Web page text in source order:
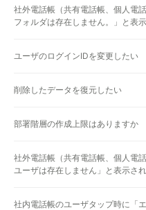
社外電話帳（共有電話帳、個人電
フォルダは存在しません。」と表
ユーザのログインIDを変更したい
削除したデータを復元したい
部署階層の作成上限はありますか
社外電話帳（共有電話帳、個人電
ユーザは存在しません」と表示さ
社内電話帳のユーザタップ時に「